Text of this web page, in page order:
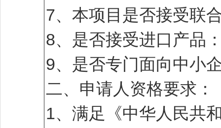
7、本项目是否接受联
8、是否接受进口产品
9、是否专门面向中小
二、申请人资格要求：
1、满足《中华人民共